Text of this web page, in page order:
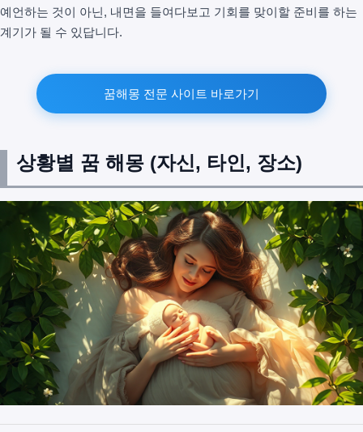
예언하는 것이 아닌, 내면을 들여다보고 기회를 맞이할 준비를 하는
계기가 될 수 있답니다.
꿈해몽 전문 사이트 바로가기
상황별 꿈 해몽 (자신, 타인, 장소)